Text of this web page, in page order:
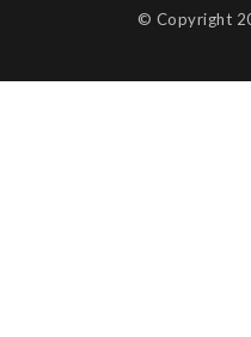
© Copyright